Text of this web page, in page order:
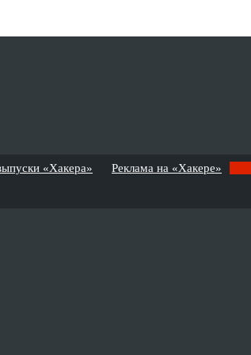
«Хакера» Реклама на «Хакере»